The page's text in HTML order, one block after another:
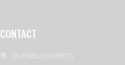
CONTACT
QUEBEC(QUEBEC)